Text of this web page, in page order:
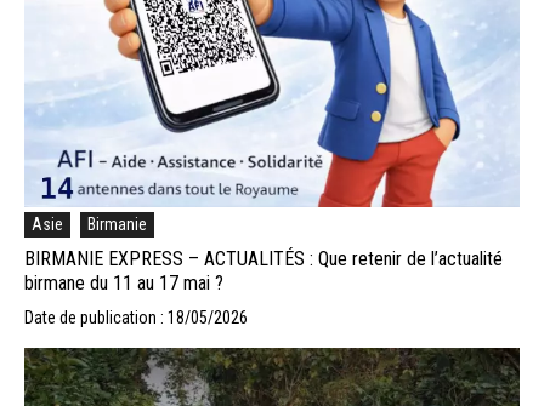
Asie Birmanie
BIRMANIE EXPRESS – ACTUALITÉS : Que retenir de l’actualité
birmane du 11 au 17 mai ?
Date de publication : 18/05/2026